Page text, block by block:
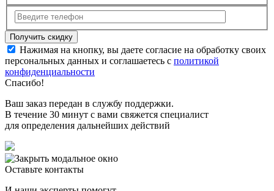
Нажимая на кнопку, вы даете согласие на обработку своих
персональных данных и соглашаетесь с политикой
конфиденциальности
Спасибо!
Ваш заказ передан в службу поддержки.
В течение 30 минут с вами свяжется специалист
для определения дальнейших действий
Оставьте контакты